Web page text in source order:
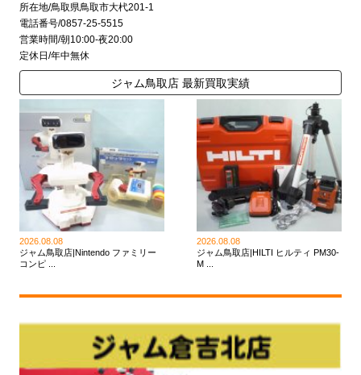
所在地/鳥取県鳥取市大杙201-1
電話番号/0857-25-5515
営業時間/朝10:00-夜20:00
定休日/年中無休
ジャム鳥取店 最新買取実績
2026.08.08
ジャム鳥取店|Nintendo ファミリー
コンピ ...
2026.08.08
ジャム鳥取店|HILTI ヒルティ PM30-
M ...